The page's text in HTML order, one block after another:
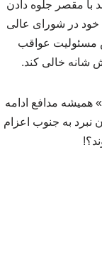
با مقصر جلوه دادن
در شورای عالی
مسئولیت عواقب
شانه خالی کند.